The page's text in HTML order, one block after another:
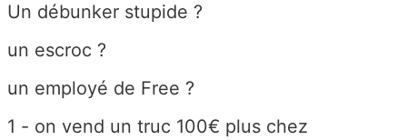
Un débunker stupide ?
un escroc ?
un employé de Free ?
1 - on vend un truc 100€ plus chez